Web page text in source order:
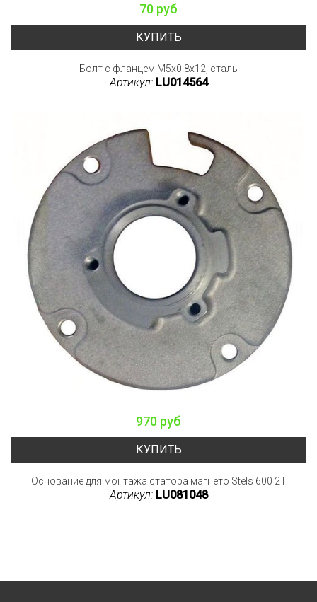
70 руб
КУПИТЬ
Болт с фланцем M5x0.8x12, сталь
Артикул: LU014564
970 руб
КУПИТЬ
Основание для монтажа статора магнето Stels 600 2T
Артикул: LU081048